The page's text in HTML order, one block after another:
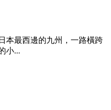
本最西邊的九州，一路橫跨
小...